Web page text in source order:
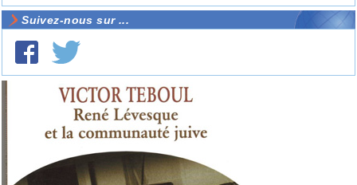
Suivez-nous sur ...